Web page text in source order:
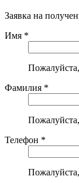
Заявка на
Имя *
Фамилия *
Телефон *